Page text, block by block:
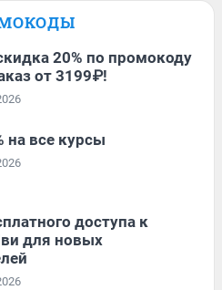
20% по промокоду
от 3199₽!
на все курсы
доступа к
для новых